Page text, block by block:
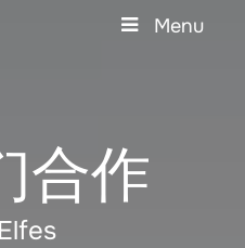
Menu
合作